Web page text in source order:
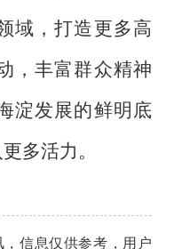
域，打造更多高
，丰富群众精神
淀发展的鲜明底
多活力。
，信息仅供参考，用户